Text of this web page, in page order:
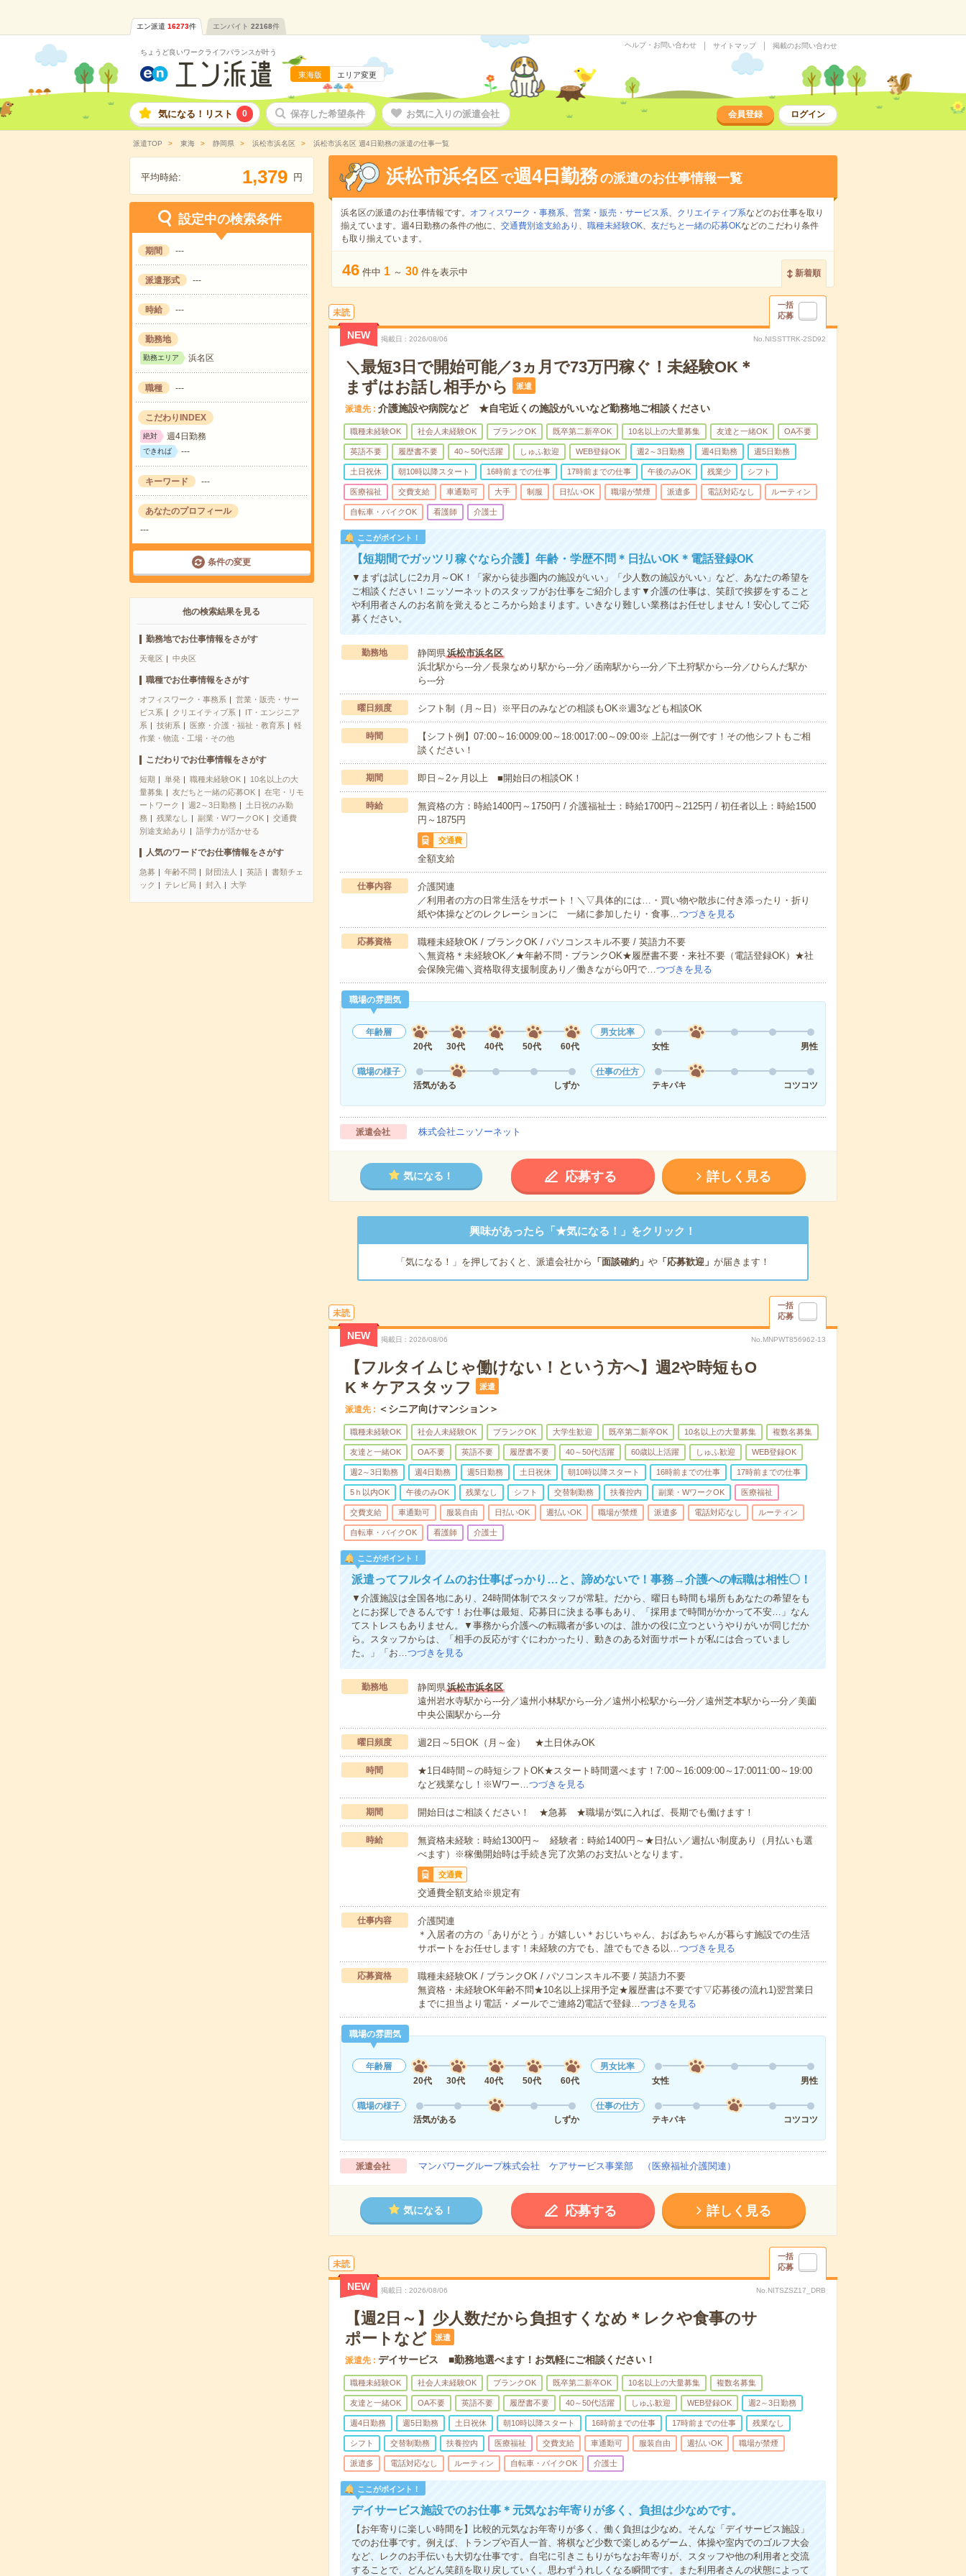
エン派遣 16273件 エンバイト 22168件
ちょうど良いワークライフバランスが叶う
東海版 エリア変更
ヘルプ・お問い合わせ サイトマップ 掲載のお問い合わせ
気になる！リスト 0 保存した希望条件 お気に入りの派遣会社 会員登録 ログイン
派遣TOP 東海 静岡県 浜松市浜名区 浜松市浜名区 週4日勤務の派遣の仕事一覧
平均時給: 1,379 円
設定中の検索条件
期間 ---
派遣形式 ---
時給 ---
勤務地
勤務エリア 浜名区
職種 ---
こだわりINDEX
絶対 週4日勤務
できれば ---
キーワード ---
あなたのプロフィール
---
条件の変更
他の検索結果を見る
勤務地でお仕事情報をさがす
天竜区 中央区
職種でお仕事情報をさがす
オフィスワーク・事務系
営業・販売・サー
ビス系
クリエイティブ系
IT・エンジニア
系
技術系 医療・介護・福祉・教育系
軽
作業・物流・工場・その他
こだわりでお仕事情報をさがす
短期 単発 職種未経験OK
10名以上の大
量募集
友だちと一緒の応募OK
在宅・リモ
ートワーク
週2～3日勤務
土日祝のみ勤
務
残業なし 副業・WワークOK
交通費
別途支給あり
語学力が活かせる
人気のワードでお仕事情報をさがす
急募 年齢不問 財団法人 英語
書類チェ
ック
テレビ局 封入 大学
浜松市浜名区 で週4日勤務の派遣のお仕事情報一覧
浜名区の派遣のお仕事情報です。 オフィスワーク・事務系、 営業・販売・サービス系、 クリエイティブ系などのお仕事を取り
揃えています。週4日勤務の条件の他に、 交通費別途支給あり 、 職種未経験OK、 友だちと一緒の応募OKなどのこだわり条件
も取り揃えています。
46 件中 1 ～ 30 件を表示中 新着順
未読
一括
応募
NEW 掲載日 2026/08/06 No.NISSTTRK-2SD92
＼最短3日で開始可能／3ヵ月で73万円稼ぐ！未経験OK＊
まずはお話し相手から
派遣
派遣先 介護施設や病院など ★自宅近くの施設がいいなど勤務地ご相談ください
職種未経験OK 社会人未経験OK ブランクOK 既卒第二新卒OK 10名以上の大量募集 友達と一緒OK OA不要
英語不要 履歴書不要 40～50代活躍 しゅふ歓迎 WEB登録OK 週2～3日勤務 週4日勤務 週5日勤務
土日祝休 朝10時以降スタート 16時前までの仕事 17時前までの仕事 午後のみOK 残業少 シフト
医療福祉 交費支給 車通勤可 大手 制服 日払いOK 職場が禁煙 派遣多 電話対応なし ルーティン
自転車・バイクOK 看護師 介護士
ここがポイント！
【短期間でガッツリ稼ぐなら介護】年齢・学歴不問＊日払いOK＊電話登録OK
▼まずは試しに2カ月～OK！「家から徒歩圏内の施設がいい」「少人数の施設がいい」など、あなたの希望を
ご相談ください！ニッソーネットのスタッフがお仕事をご紹介します▼介護の仕事は、笑顔で挨拶をすること
や利用者さんのお名前を覚えるところから始まります。いきなり難しい業務はお任せしません！安心してご応
募ください。
勤務地 静岡県浜松市浜名区
浜北駅から---分／長泉なめり駅から---分／函南駅から---分／下土狩駅から---分／ひらんだ駅か
ら---分
曜日頻度 シフト制（月～日）※平日のみなどの相談もOK※週3なども相談OK
時間
【シフト例】07:00～16:0009:00～18:0017:00～09:00※ 上記は一例です！その他シフトもご相
談ください！
期間 即日～2ヶ月以上 ■開始日の相談OK！
時給
無資格の方：時給1400円～1750円 / 介護福祉士：時給1700円～2125円 / 初任者以上：時給1500
円～1875円
交通費
全額支給
仕事内容
介護関連
／利用者の方の日常生活をサポート！＼▽具体的には…・買い物や散歩に付き添ったり・折り
紙や体操などのレクレーションに 一緒に参加したり・食事…つづきを見る
応募資格
職種未経験OK / ブランクOK / パソコンスキル不要 / 英語力不要
＼無資格＊未経験OK／★年齢不問・ブランクOK★履歴書不要・来社不要（電話登録OK）★社
会保険完備＼資格取得支援制度あり／働きながら0円で…つづきを見る
職場の雰囲気
年齢層
20代
30代 40代 50代 60代
男女比率
女性
男性
職場の様子
活気がある
しずか
仕事の仕方
テキパキ
コツコツ
派遣会社 株式会社ニッソーネット
気になる！ 応募する 詳しく見る
興味があったら「★気になる！」をクリック！
「気になる！」を押しておくと、派遣会社から 「面談確約」 や「応募歓迎」 が届きます！
未読
一括
応募
NEW 掲載日 2026/08/06 No.MNPWT856962-13
【フルタイムじゃ働けない！という方へ】週2や時短もO
K＊ケアスタッフ
派遣
派遣先 ＜シニア向けマンション＞
職種未経験OK 社会人未経験OK ブランクOK 大学生歓迎 既卒第二新卒OK 10名以上の大量募集 複数名募集
友達と一緒OK OA不要 英語不要 履歴書不要 40～50代活躍 60歳以上活躍 しゅふ歓迎 WEB登録OK
週2～3日勤務 週4日勤務 週5日勤務 土日祝休 朝10時以降スタート 16時前までの仕事 17時前までの仕事
5ｈ以内OK 午後のみOK 残業なし シフト 交替制勤務 扶養控内 副業・WワークOK 医療福祉
交費支給 車通勤可 服装自由 日払いOK 週払いOK 職場が禁煙 派遣多 電話対応なし ルーティン
自転車・バイクOK 看護師 介護士
ここがポイント！
派遣ってフルタイムのお仕事ばっかり…と、諦めないで！事務→介護への転職は相性〇！
▼介護施設は全国各地にあり、24時間体制でスタッフが常駐。だから、曜日も時間も場所もあなたの希望をも
とにお探しできるんです！お仕事は最短、応募日に決まる事もあり、「採用まで時間がかかって不安…」なん
てストレスもありません。▼事務から介護への転職者が多いのは、誰かの役に立つというやりがいが同じだか
ら。スタッフからは、「相手の反応がすぐにわかったり、動きのある対面サポートが私には合っていまし
た。」「お…つづきを見る
勤務地 静岡県浜松市浜名区
遠州岩水寺駅から---分／遠州小林駅から---分／遠州小松駅から---分／遠州芝本駅から---分／美薗
中央公園駅から---分
曜日頻度 週2日～5日OK（月～金） ★土日休みOK
時間
★1日4時間～の時短シフトOK★スタート時間選べます！7:00～16:009:00～17:0011:00～19:00
など残業なし！※Wワー…つづきを見る
期間 開始日はご相談ください！ ★急募 ★職場が気に入れば、長期でも働けます！
時給
無資格未経験：時給1300円～ 経験者：時給1400円～★日払い／週払い制度あり（月払いも選
べます）※稼働開始時は手続き完了次第のお支払いとなります。
交通費
交通費全額支給※規定有
仕事内容
介護関連
＊入居者の方の「ありがとう」が嬉しい＊おじいちゃん、おばあちゃんが暮らす施設での生活
サポートをお任せします！未経験の方でも、誰でもできる以…つづきを見る
応募資格
職種未経験OK / ブランクOK / パソコンスキル不要 / 英語力不要
無資格・未経験OK年齢不問★10名以上採用予定★履歴書は不要です▽応募後の流れ1)翌営業日
までに担当より電話・メールでご連絡2)電話で登録…つづきを見る
職場の雰囲気
年齢層
20代
30代 40代 50代 60代
男女比率
女性
男性
職場の様子
活気がある
しずか
仕事の仕方
テキパキ
コツコツ
派遣会社 マンパワーグループ株式会社 ケアサービス事業部 （医療福祉介護関連）
気になる！ 応募する 詳しく見る
未読
一括
応募
NEW 掲載日 2026/08/06 No.NITSZSZ17_DRB
【週2日～】少人数だから負担すくなめ＊レクや食事のサ
ポートなど
派遣
派遣先 デイサービス ■勤務地選べます！お気軽にご相談ください！
職種未経験OK 社会人未経験OK ブランクOK 既卒第二新卒OK 10名以上の大量募集 複数名募集
友達と一緒OK OA不要 英語不要 履歴書不要 40～50代活躍 しゅふ歓迎 WEB登録OK 週2～3日勤務
週4日勤務 週5日勤務 土日祝休 朝10時以降スタート 16時前までの仕事 17時前までの仕事 残業なし
シフト 交替制勤務 扶養控内 医療福祉 交費支給 車通勤可 服装自由 週払いOK 職場が禁煙
派遣多 電話対応なし ルーティン 自転車・バイクOK 介護士
ここがポイント！
デイサービス施設でのお仕事＊元気なお年寄りが多く、負担は少なめです。
【お年寄りに楽しい時間を】比較的元気なお年寄りが多く、働く負担は少なめ。そんな「デイサービス施設」
でのお仕事です。例えば、トランプや百人一首、将棋など少数で楽しめるゲーム、体操や室内でのゴルフ大会
など、レクのお手伝いも大切な仕事です。自宅に引きこもりがちなお年寄りが、スタッフや他の利用者と交流
することで、どんどん笑顔を取り戻していく。思わずうれしくなる瞬間です。また利用者さんの状態によって